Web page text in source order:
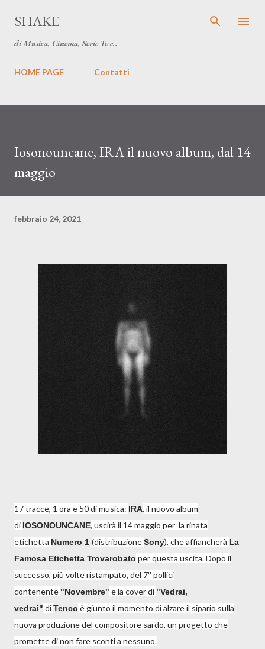
SHAKE
di Musica, Cinema, Serie Tv e..
HOME PAGE Contatti
Iosonouncane, IRA il nuovo album, dal 14
maggio
febbraio 24, 2021
17 tracce, 1 ora e 50 di musica: IRA, il nuovo album
di IOSONOUNCANE, uscirà il 14 maggio per la rinata
etichetta Numero 1 (distribuzioneSony), che affiancherà La
Famosa Etichetta Trovarobato per questa uscita. Dopo il
successo, più volte ristampato, del 7'' pollici
contenente "Novembre" e la cover di "Vedrai,
vedrai" diTenco è giunto il momento di alzare il sipario sulla
nuova produzione del compositore sardo, un progetto che
promette di non fare sconti a nessuno.